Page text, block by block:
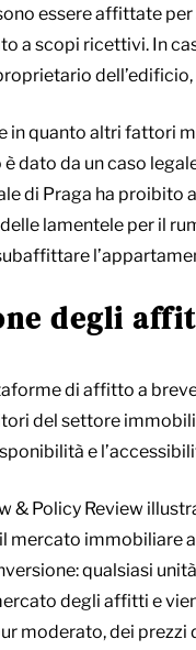
essere affittate
a scopi ricettivi. In
in quanto altri
dato da un caso
di Praga ha
lamentele per il
degli
di affitto a
del settore
e
& Policy Review
mercato immobiliare
qualsiasi
degli affitti e
moderato, dei